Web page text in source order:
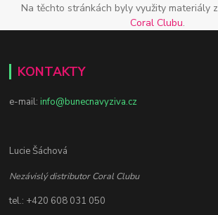
Na těchto stránkách byly využity materiály z
Coral Clubu.
KONTAKTY
e-mail:info@bunecnavyziva.cz
Lucie Šáchová
Nezávislý distributor Coral Clubu
tel.: +420 608 031 050